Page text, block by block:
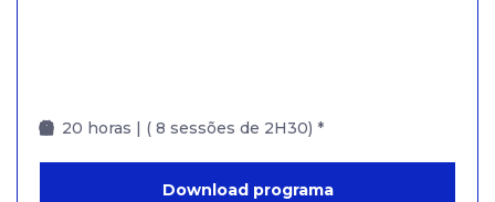
20 horas | ( 8 sessões de 2H30) *
Download programa